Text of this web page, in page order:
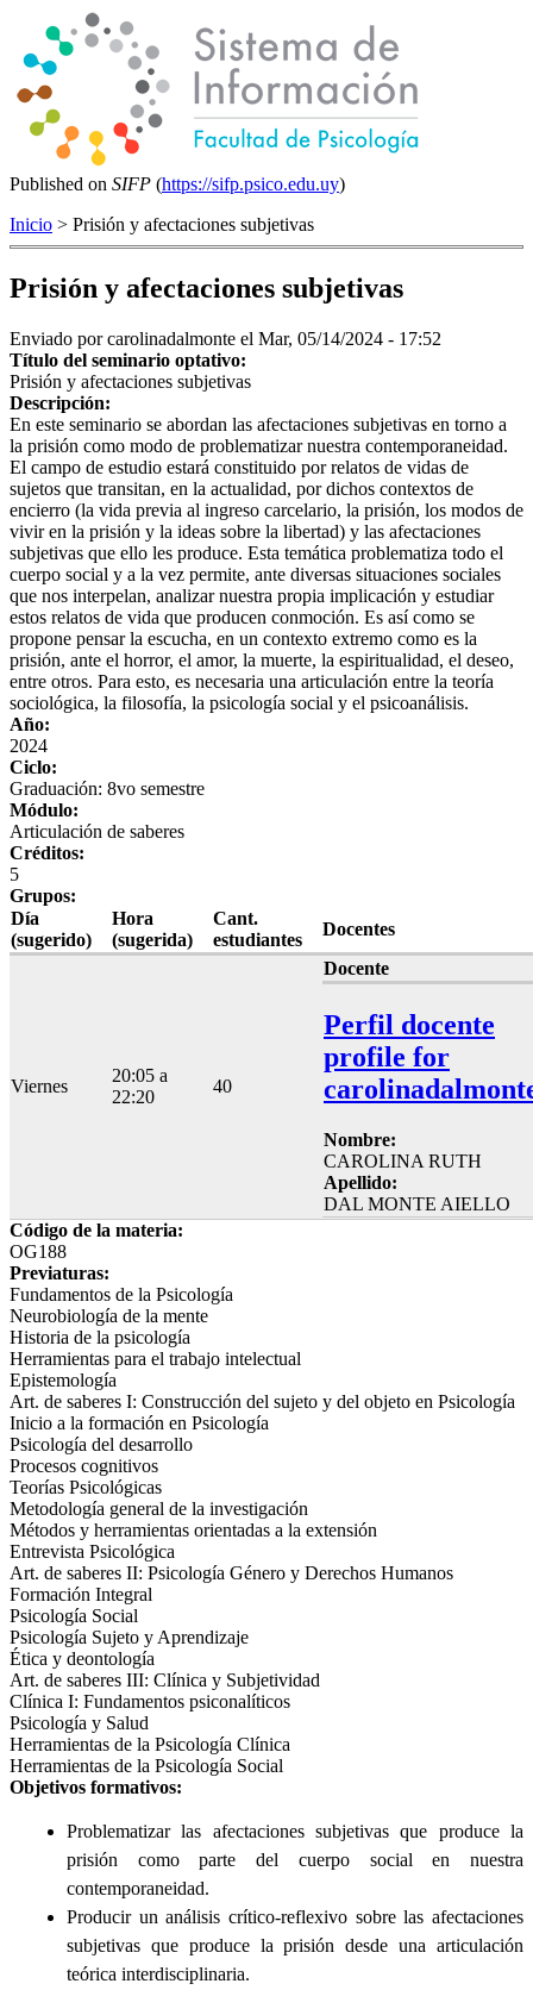
Published on SIFP (https://sifp.psico.edu.uy)
Inicio > Prisión y afectaciones subjetivas
Prisión y afectaciones subjetivas
Enviado porcarolinadalmonte el Mar, 05/14/2024 - 17:52
Título del seminario optativo:
Prisión y afectaciones subjetivas
Descripción:
En este seminario se abordan las afectaciones subjetivas en torno a
la prisión como modo de problematizar nuestra contemporaneidad.
El campo de estudio estará constituido por relatos de vidas de
sujetos que transitan, en la actualidad, por dichos contextos de
encierro (la vida previa al ingreso carcelario, la prisión, los modos de
vivir en la prisión y la ideas sobre la libertad) y las afectaciones
subjetivas que ello les produce. Esta temática problematiza todo el
cuerpo social y a la vez permite, ante diversas situaciones sociales
que nos interpelan, analizar nuestra propia implicación y estudiar
estos relatos de vida que producen conmoción. Es así como se
propone pensar la escucha, en un contexto extremo como es la
prisión, ante el horror, el amor, la muerte, la espiritualidad, el deseo,
entre otros. Para esto, es necesaria una articulación entre la teoría
sociológica, la filosofía, la psicología social y el psicoanálisis.
Año:
2024
Ciclo:
Graduación: 8vo semestre
Módulo:
Articulación de saberes
Créditos:
5
Grupos:
Día
(sugerido)
Hora
(sugerida)
Cant.
estudiantes
Docentes
Viernes
20:05 a
22:20
40
Docente
Perfil docente
profile for
Nombre:
CAROLINA RUTH
Apellido:
DAL MONTE AIELLO
Código de la materia:
OG188
Previaturas:
Fundamentos de la Psicología
Neurobiología de la mente
Historia de la psicología
Herramientas para el trabajo intelectual
Epistemología
Art. de saberes I: Construcción del sujeto y del objeto en Psicología
Inicio a la formación en Psicología
Psicología del desarrollo
Procesos cognitivos
Teorías Psicológicas
Metodología general de la investigación
Métodos y herramientas orientadas a la extensión
Entrevista Psicológica
Art. de saberes II: Psicología Género y Derechos Humanos
Formación Integral
Psicología Social
Psicología Sujeto y Aprendizaje
Ética y deontología
Art. de saberes III: Clínica y Subjetividad
Clínica I: Fundamentos psiconalíticos
Psicología y Salud
Herramientas de la Psicología Clínica
Herramientas de la Psicología Social
Objetivos formativos:
Problematizar las afectaciones subjetivas que produce la
prisión como parte del cuerpo social en nuestra
contemporaneidad.
Producir un análisis crítico-reflexivo sobre las afectaciones
subjetivas que produce la prisión desde una articulación
teórica interdisciplinaria.